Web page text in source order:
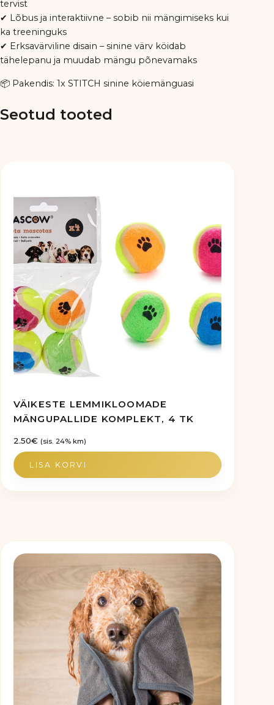
tervist
✔ Lõbus ja interaktiivne – sobib nii mängimiseks kui
ka treeninguks
✔ Erksavärviline disain – sinine värv köidab
tähelepanu ja muudab mängu põnevamaks
📦 Pakendis: 1x STITCH sinine köiemänguasi
Seotud tooted
VÄIKESTE LEMMIKLOOMADE
MÄNGUPALLIDE KOMPLEKT, 4 TK
2.50€ (sis. 24% km)
LISA KORVI